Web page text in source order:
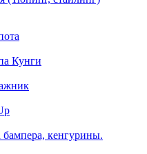
Кунги
кенгурины.